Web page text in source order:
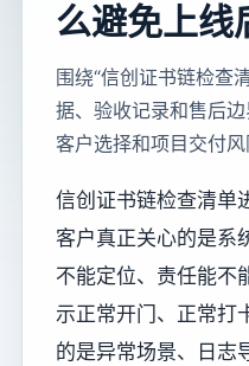
么避免上线
围绕“信创证书链检查
据、验收记录和售后
客户选择和项目交付风
信创证书链检查清单
客户真正关心的是系
不能定位、责任能不
示正常开门、正常打
的是异常场景、日志